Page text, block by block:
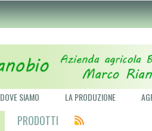
DOVE SIAMO LA PRODUZIONE
PRODOTTI